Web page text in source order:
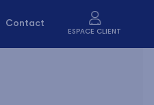
Contact ESPACE CLIENT